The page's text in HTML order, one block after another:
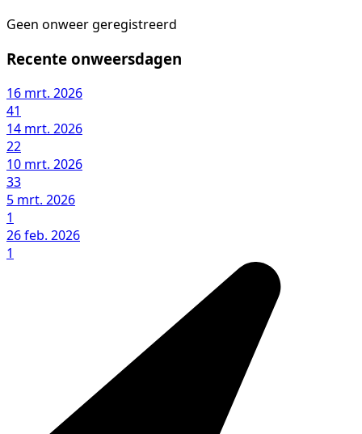
Geen onweer geregistreerd
Recente onweersdagen
16 mrt. 2026
41
14 mrt. 2026
22
10 mrt. 2026
33
5 mrt. 2026
1
26 feb. 2026
1